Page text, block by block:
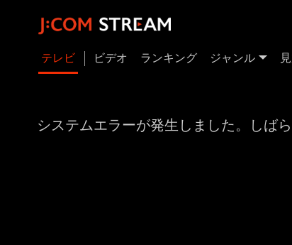
テレビ ビデオ ランキング ジャンル
システムエラーが発生しました。しば